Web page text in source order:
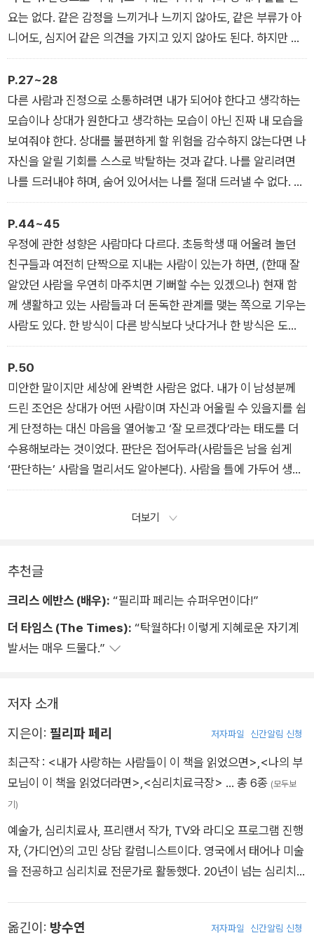
든다.
요는 없다. 같은 감정을 느끼거나 느끼지 않아도, 같은 부류가 아
니어도, 심지어 같은 의견을 가지고 있지 않아도 된다. 하지만 나
를 솔직하게 내보이며 내가 자신과 세상을 어떻게 인식하는지, 어
떻게 대응하고 느끼고 생각하는지 나누려는 의지는 필요하다. 그
결과 상대에게 영향을 받을 수 있다는 점에도 마음을 열어놓아야
한다. 중요한 것은 상대의 감정을 헤아리고 공감하는 것, 그리고
나 또한 공감받는 것이다.
P.27~28
다른 사람과 진정으로 소통하려면 내가 되어야 한다고 생각하는
모습이나 상대가 원한다고 생각하는 모습이 아닌 진짜 내 모습을
보여줘야 한다. 상대를 불편하게 할 위험을 감수하지 않는다면 나
자신을 알릴 기회를 스스로 박탈하는 것과 같다. 나를 알리려면
나를 드러내야 하며, 숨어 있어서는 나를 절대 드러낼 수 없다. 내
가 상대의 눈에 어떻게 비칠지 불안해하는 마음은 대개 소통에 방
해가 된다. 이런 불안을 피하는 방법은 만난 상대에게 관심을 가
지는 것으로 불안을 대체하는 것이다. 즉 초점을 자의식에서 상대
를 향한 호기심으로 옮기라는 뜻이다. 이렇게 하면 사람 때문에
진이 빠지기보다는 사람 덕분에 기뻐하는 일이 더 쉬워진다.
P.44~45
우정에 관한 성향은 사람마다 다르다. 초등학생 때 어울려 놀던
친구들과 여전히 단짝으로 지내는 사람이 있는가 하면, (한때 잘
알았던 사람을 우연히 마주치면 기뻐할 수는 있겠으나) 현재 함
께 생활하고 있는 사람들과 더 돈독한 관계를 맺는 쪽으로 기우는
사람도 있다. 한 방식이 다른 방식보다 낫다거나 한 방식은 도덕
적이고 다른 방식은 그렇지 않다는 말이 아니라, 우리가 각자 자
연스럽게 느끼는 삶의 방식이 서로 다르다는 것이다.
P.50
미안한 말이지만 세상에 완벽한 사람은 없다. 내가 이 남성분께
드린 조언은 상대가 어떤 사람이며 자신과 어울릴 수 있을지를 쉽
게 단정하는 대신 마음을 열어놓고 ‘잘 모르겠다’라는 태도를 더
수용해보라는 것이었다. 판단은 접어두라(사람들은 남을 쉽게
‘판단하는’ 사람을 멀리서도 알아본다). 사람을 틀에 가두어 생각
하는 것을 피하라. 게다가 당신의 이상형은 당신에게 이상적인 사
더보기
추천글
크리스 에반스 (배우): “필리파 페리는 슈퍼우먼이다!”
더 타임스 (The Times): “탁월하다! 이렇게 지혜로운 자기계
발서는 매우 드물다.”
저자 소개
지은이: 필리파 페리 저자파일 신간알림 신청
최근작 : <내가 사랑하는 사람들이 이 책을 읽었으면> <나의 부
모님이 이 책을 읽었더라면> <심리치료극장> … 총 6종 (모두보
기)
예술가, 심리치료사, 프리랜서 작가, TV와 라디오 프로그램 진행
자, 〈가디언〉의 고민 상담 칼럼니스트이다. 영국에서 태어나 미술
을 전공하고 심리치료 전문가로 활동했다. 20년이 넘는 심리치
치료극장》은 여러 언론 매체를 통해 심리치료 과정을 완벽하게
옮긴이: 방수연 저자파일 신간알림 신청